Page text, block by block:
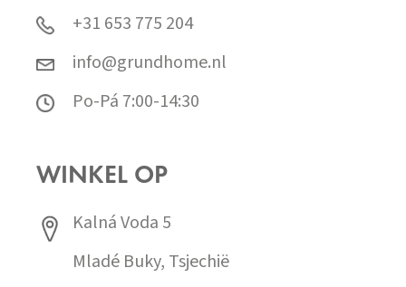
+31 653 775 204
info@grundhome.nl
Po-Pá 7:00-14:30
WINKEL OP
Kalná Voda 5
Mladé Buky, Tsjechië